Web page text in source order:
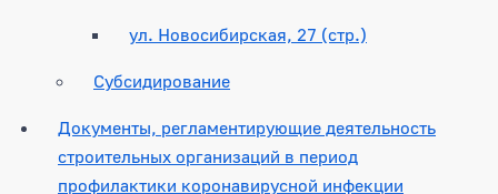
ул. Новосибирская, 27 (стр.)
Субсидирование
Документы, регламентирующие деятельность
строительных организаций в период
профилактики коронавирусной инфекции